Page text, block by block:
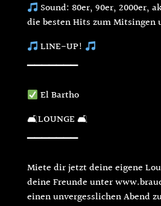
Sound: 80er, 90er, 2000er,
die besten Hits zum Mitsingen
LINE-UP!
▔▔▔▔▔▔▔
El Bartho
🛋LOUNGE 🛋
▔▔▔▔▔▔▔
Miete dir jetzt deine eigene
deine Freunde unter
einen unvergesslichen Abend